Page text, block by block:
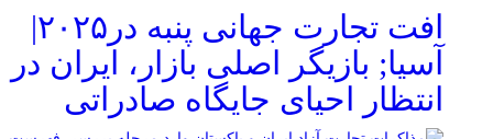
افت تجارت جهانی پنبه در۲۰۲۵|
آسیا; بازیگر اصلی بازار، ایران در
انتظار احیای جایگاه صادراتی